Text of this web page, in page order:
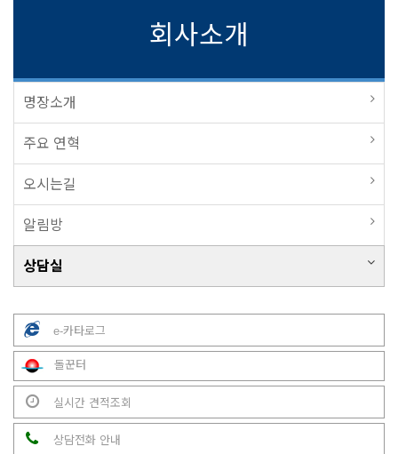
회사소개
명장소개
주요 연혁
오시는길
알림방
상담실
e-카타로그
돌꾼터
실시간 견적조회
상담전화 안내